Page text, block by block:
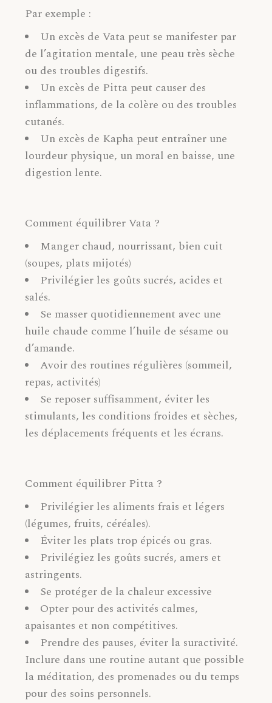
Par exemple :
Un excès de Vata peut se manifester par
de l’agitation mentale, une peau très sèche
ou des troubles digestifs.
Un excès de Pitta peut causer des
inflammations, de la colère ou des troubles
cutanés.
Un excès de Kapha peut entraîner une
lourdeur physique, un moral en baisse, une
digestion lente.
Comment équilibrer Vata ?
Manger chaud, nourrissant, bien cuit
(soupes, plats mijotés)
Privilégier les goûts sucrés, acides et
salés.
Se masser quotidiennement avec une
huile chaude comme l’huile de sésame ou
d’amande.
Avoir des routines régulières (sommeil,
repas, activités)
Se reposer suffisamment, éviter les
stimulants, les conditions froides et sèches,
les déplacements fréquents et les écrans.
Comment équilibrer Pitta ?
Privilégier les aliments frais et légers
(légumes, fruits, céréales).
Éviter les plats trop épicés ou gras.
Privilégiez les goûts sucrés, amers et
astringents.
Se protéger de la chaleur excessive
Opter pour des activités calmes,
apaisantes et non compétitives.
Prendre des pauses, éviter la suractivité.
Inclure dans une routine autant que possible
la méditation, des promenades ou du temps
pour des soins personnels.